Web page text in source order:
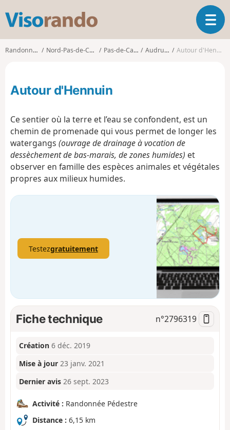
s
o
d
O
u
v
a
o
n
Randonnées Nord-Pas-de-Calais Pas-de-Calais Audruicq Autour d'Hennuin
Autour d'Hennuin
Ce sentier où la terre et l’eau se confondent, est un
chemin de promenade qui vous permet de longer les
watergangs (ouvrage de drainage à vocation de
dessèchement de bas-marais, de zones humides) et
observer en famille des espèces animales et végétales
propres aux milieux humides.
Testezgratuitement
Fiche technique n°2796319
Création 6 déc. 2019
Mise à jour 23 janv. 2021
Dernier avis 26 sept. 2023
Activité : Randonnée Pédestre
Distance : 6,15 km